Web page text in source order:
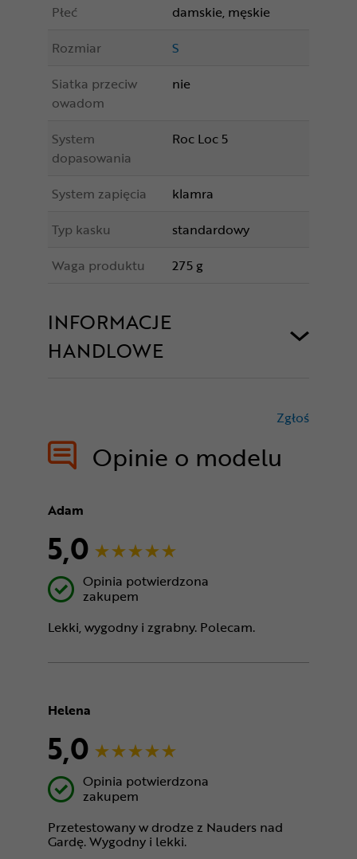
Płeć
damskie, męskie
Rozmiar
S
Siatka przeciw
owadom
nie
System
dopasowania
Roc Loc 5
System zapięcia
klamra
Typ kasku
standardowy
Waga produktu
275 g
INFORMACJE
HANDLOWE
Opinie o modelu
Zgłoś
Adam
5,0
Opinia potwierdzona
zakupem
Lekki, wygodny i zgrabny. Polecam.
Helena
5,0
Opinia potwierdzona
zakupem
Przetestowany w drodze z Nauders nad
Gardę. Wygodny i lekki.